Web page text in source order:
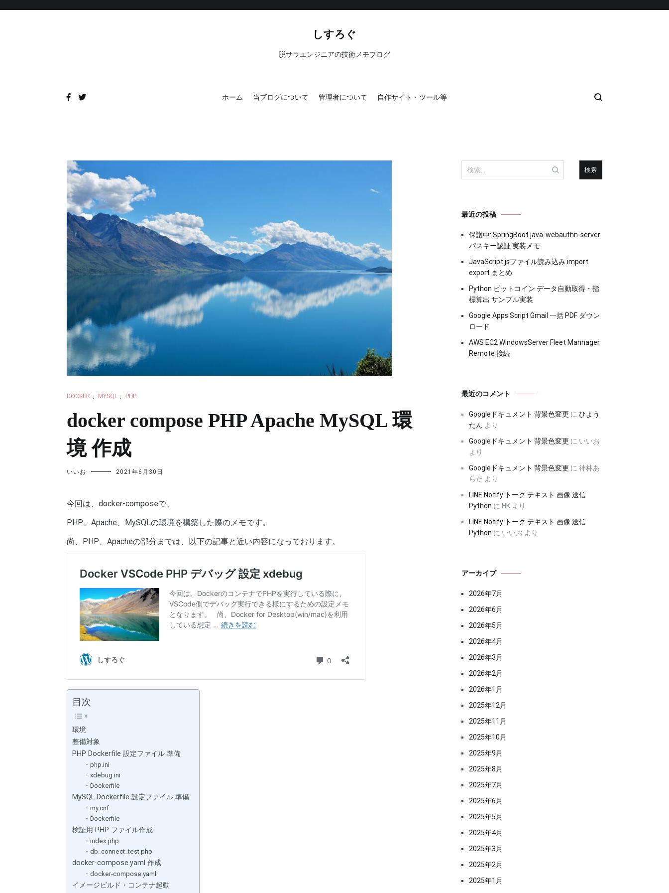
しすろぐ
脱サラエンジニアの技術メモブログ
ホーム 当ブログについて 管理者について 自作サイト・ツール等
DOCKER , MYSQL , PHP
docker compose PHP Apache MySQL 環
境 作成
いいお 2021年6月30日
今回は、docker-composeで、
PHP、Apache、MySQLの環境を構築した際のメモです。
尚、PHP、Apacheの部分までは、以下の記事と近い内容になっております。
目次
環境
整備対象
PHP Dockerfile 設定ファイル 準備
・php.ini
・xdebug.ini
・Dockerfile
MySQL Dockerfile 設定ファイル 準備
・my.cnf
・Dockerfile
検証用 PHP ファイル作成
・index.php
・db_connect_test.php
docker-compose.yaml 作成
・docker-compose.yaml
イメージビルド・コンテナ起動
検
索:
最近の投稿
保護中: SpringBoot java-webauthn-server
パスキー認証 実装メモ
JavaScript jsファイル読み込み import
export まとめ
Python ビットコイン データ自動取得・指
標算出 サンプル実装
Google Apps Script Gmail 一括 PDF ダウン
ロード
AWS EC2 WindowsServer Fleet Mannager
Remote 接続
最近のコメント
Googleドキュメント 背景色変更 にひよう
たん より
Googleドキュメント 背景色変更 に いいお
より
Googleドキュメント 背景色変更 に神林あ
らた より
LINE Notify トーク テキスト 画像 送信
Python に HK より
LINE Notify トーク テキスト 画像 送信
Python に いいお より
アーカイブ
2026年7月
2026年6月
2026年5月
2026年4月
2026年3月
2026年2月
2026年1月
2025年12月
2025年11月
2025年10月
2025年9月
2025年8月
2025年7月
2025年6月
2025年5月
2025年4月
2025年3月
2025年2月
2025年1月